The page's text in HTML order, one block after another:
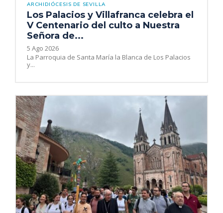
ARCHIDIÓCESIS DE SEVILLA
Los Palacios y Villafranca celebra el
V Centenario del culto a Nuestra
Señora de...
5 Ago 2026
La Parroquia de Santa María la Blanca de Los Palacios
y...